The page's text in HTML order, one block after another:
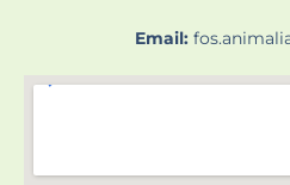
Email: